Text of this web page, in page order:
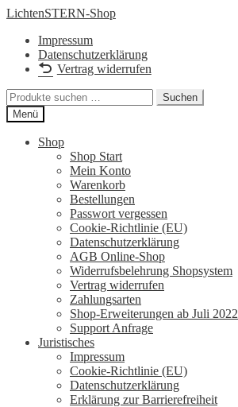
Zur
springen
Zum
springen
LichtenSTERN-Shop
Impressum
Datenschutzerklärung
Vertrag widerrufen
Suchen
nach:
Suchen
Menü
Shop
Shop Start
Mein Konto
Warenkorb
Bestellungen
Passwort vergessen
Cookie-Richtlinie (EU)
Datenschutzerklärung
AGB Online-Shop
Widerrufsbelehrung Shopsystem
Vertrag widerrufen
Zahlungsarten
Shop-Erweiterungen ab Juli 2022
Support Anfrage
Juristisches
Impressum
Cookie-Richtlinie (EU)
Datenschutzerklärung
Erklärung zur Barrierefreiheit